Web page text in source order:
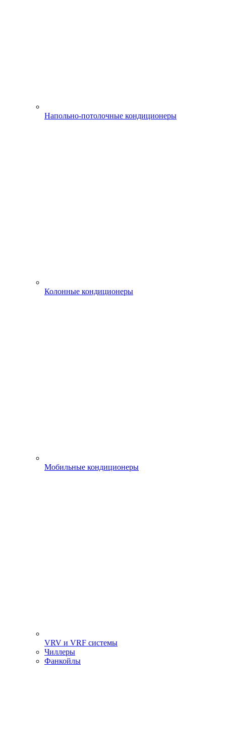
Напольно-потолочные кондиционеры
Колонные кондиционеры
Мобильные кондиционеры
VRV и VRF системы
Чиллеры
Фанкойлы